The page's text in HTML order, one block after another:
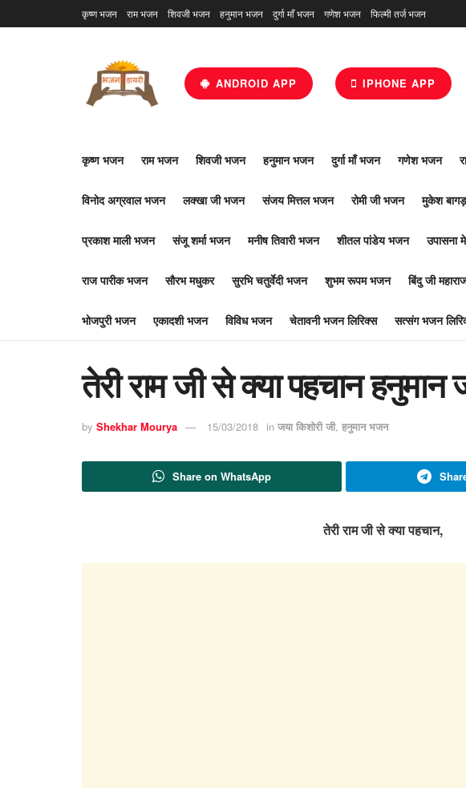
कृष्ण भजन राम भजन शिवजी भजन हनुमान भजन दुर्गा माँ भजन गणेश भजन फिल्मी तर्ज भजन
ANDROID APP IPHONE APP
कृष्ण भजन राम भजन शिवजी भजन हनुमान भजन दुर्गा माँ भजन गणेश भजन
विनोद अग्रवाल भजन लक्खा जी भजन संजय मित्तल भजन रोमी जी भजन मुकेश
प्रकाश माली भजन संजू शर्मा भजन मनीष तिवारी भजन शीतल पांडेय भजन उपासना
राज पारीक भजन सौरभ मधुकर सुरभि चतुर्वेदी भजन शुभम रूपम भजन बिंदु जी
भोजपुरी भजन एकादशी भजन विविध भजन चेतावनी भजन लिरिक्स सत्संग भजन
तेरी राम जी से क्या पहचान
by Shekhar Mourya 15/03/2018 in जया किशोरी जी, हनुमान भजन
Share on WhatsApp
तेरी राम जी से क्या पहचान,